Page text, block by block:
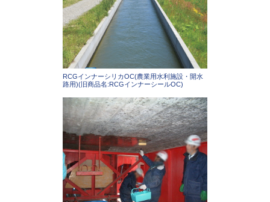
RCGインナーシリカOC(農業用水利施設・開水
路用)(旧商品名:RCGインナーシールOC)